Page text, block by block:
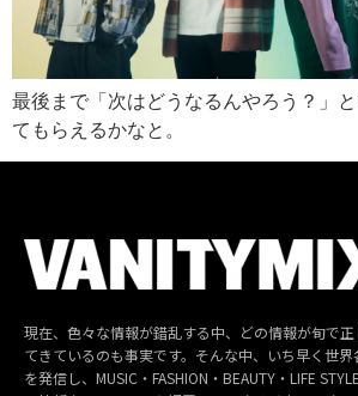
最後まで「次はどうなるんやろう？」
てもらえるかなと。
現在、色々な情報が錯乱する中、どの情報が旬で
てきているのも事実です。そんな中、いち早く世
を発信し、MUSIC・FASHION・BEAUTY・LIFE